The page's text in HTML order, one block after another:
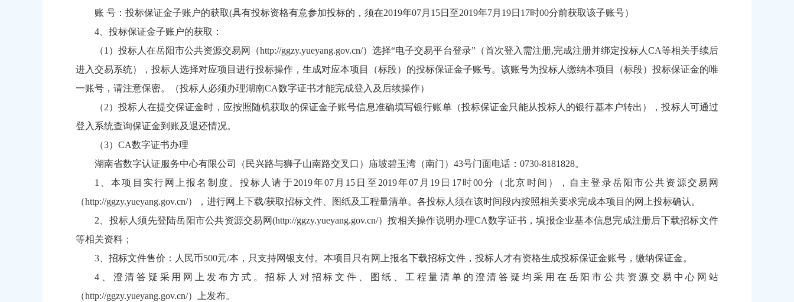
账 号：投标保证金子账户的获取(具有投标资格有意参加投标的，须在2019年07月15日至2019年7月19日17时00分前获取该子账号）
4、投标保证金子账户的获取：
（1）投标人在岳阳市公共资源交易网（http://ggzy.yueyang.gov.cn/）选择“电子交易平台登录”（首次登入需注册,完成注册并绑定投标人CA等相关手续后
进入交易系统），投标人选择对应项目进行投标操作，生成对应本项目（标段）的投标保证金子账号。该账号为投标人缴纳本项目（标段）投标保证金的唯
一账号，请注意保密。（投标人必须办理湖南CA数字证书才能完成登入及后续操作）
（2）投标人在提交保证金时，应按照随机获取的保证金子账号信息准确填写银行账单（投标保证金只能从投标人的银行基本户转出），投标人可通过
登入系统查询保证金到账及退还情况。
（3）CA数字证书办理
湖南省数字认证服务中心有限公司（民兴路与狮子山南路交叉口）庙坡碧玉湾（南门）43号门面电话：0730-8181828。
1、本项目实行网上报名制度。投标人请于2019年07月15日至2019年07月19日17时00分（北京时间），自主登录岳阳市公共资源交易网
（http://ggzy.yueyang.gov.cn/），进行网上下载/获取招标文件、图纸及工程量清单。各投标人须在该时间段内按照相关要求完成本项目的网上投标确认。
2、投标人须先登陆岳阳市公共资源交易网(http://ggzy.yueyang.gov.cn/）按相关操作说明办理CA数字证书，填报企业基本信息完成注册后下载招标文件
等相关资料；
3、招标文件售价：人民币500元/本，只支持网银支付。本项目只有网上报名下载招标文件，投标人才有资格生成投标保证金账号，缴纳保证金。
4、澄清答疑采用网上发布方式。招标人对招标文件、图纸、工程量清单的澄清答疑均采用在岳阳市公共资源交易中心网站
（http://ggzy.yueyang.gov.cn/）上发布。